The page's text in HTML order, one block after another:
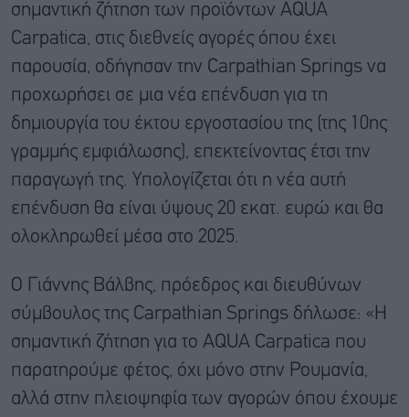
σημαντική ζήτηση των προϊόντων AQUA
Carpatica, στις διεθνείς αγορές όπου έχει
παρουσία, οδήγησαν την Carpathian Springs να
προχωρήσει σε μια νέα επένδυση για τη
δημιουργία του έκτου εργοστασίου της (της 10ης
γραμμής εμφιάλωσης), επεκτείνοντας έτσι την
παραγωγή της. Υπολογίζεται ότι η νέα αυτή
επένδυση θα είναι ύψους 20 εκατ. ευρώ και θα
ολοκληρωθεί μέσα στο 2025.
Ο Γιάννης Βάλβης, πρόεδρος και διευθύνων
σύμβουλος της Carpathian Springs δήλωσε: «Η
σημαντική ζήτηση για το AQUA Carpatica που
παρατηρούμε φέτος, όχι μόνο στην Ρουμανία,
αλλά στην πλειοψηφία των αγορών όπου έχουμε